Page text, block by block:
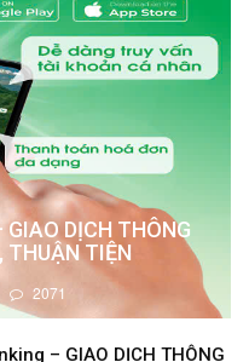
DỊCH THÔNG
THUẬN TIỆN
2071
– GIAO DỊCH THÔNG